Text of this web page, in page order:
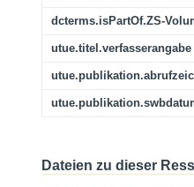
dcterms.isPartOf.ZS-
utue.titel.verfasserangabe
Dateien zu dieser